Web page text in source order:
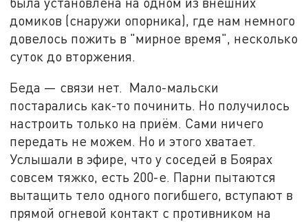
домиков (снаружи опорника), где нам немного
довелось пожить в "мирное время", несколько
суток до вторжения.
Беда — связи нет. Мало-мальски
постарались как-то починить. Но получилось
настроить только на приём. Сами ничего
передать не можем. Но и этого хватает.
Услышали в эфире, что у соседей в Боярах
совсем тяжко, есть 200-е. Парни пытаются
вытащить тело одного погибшего, вступают в
прямой огневой контакт с противником на